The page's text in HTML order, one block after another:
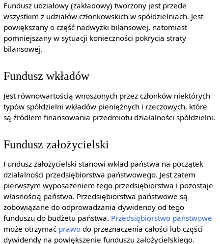
Fundusz udziałowy (zakładowy) tworzony jest przede
wszystkim z udziałów członkowskich w spółdzielniach. Jest
powiększany o część nadwyżki bilansowej, natomiast
pomniejszany w sytuacji konieczności pokrycia straty
bilansowej.
Fundusz wkładów
Jest równowartością wnoszonych przez członków niektórych
typów spółdzielni wkładów pieniężnych i rzeczowych, które
są źródłem finansowania przedmiotu działalności spółdzielni.
Fundusz założycielski
Fundusz założycielski stanowi wkład państwa na początek
działalności przedsiębiorstwa państwowego. Jest zatem
pierwszym wyposażeniem tego przedsiębiorstwa i pozostaje
własnością państwa. Przedsiębiorstwa państwowe są
zobowiązane do odprowadzania dywidendy od tego
funduszu do budżetu państwa. Przedsiębiorstwo państwowe
może otrzymać prawodo przeznaczenia całości lub części
dywidendy na powiększenie funduszu założycielskiego.